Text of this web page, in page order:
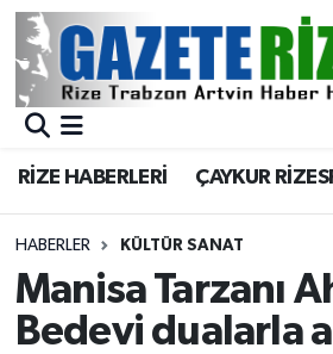
RİZE HABERLERİ ÇAYKUR
HABERLER KÜLTÜR SANAT
Manisa Tarzanı
Bedevi dualarla
BÖLGEMİZ
Asayiş
Rize Jandarma Komutanlığı
Bilim Teknoloji
Merkez Nöbetçi Eczaneler
Merkez Trafik Yoğunluk
Süper Lig Puan Durumu ve
Tüm Manşetler